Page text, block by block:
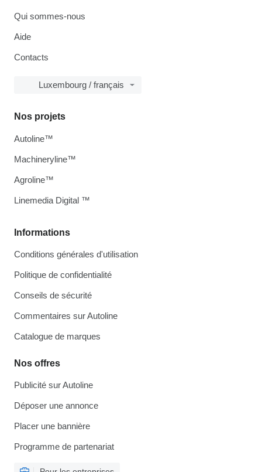
Qui sommes-nous
Aide
Contacts
Luxembourg / français
Informations
Conditions générales d'utilisation
Politique de confidentialité
Conseils de sécurité
Commentaires sur Autoline
Catalogue de marques
Nos offres
Publicité sur Autoline
Déposer une annonce
Placer une bannière
Programme de partenariat
Nos projets
Autoline™
Machineryline™
Agroline™
Linemedia Digital ™